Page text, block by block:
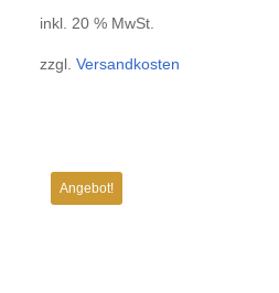
69,90 €
inkl. 20 % MwSt.
zzgl.Versandkosten
Angebot!